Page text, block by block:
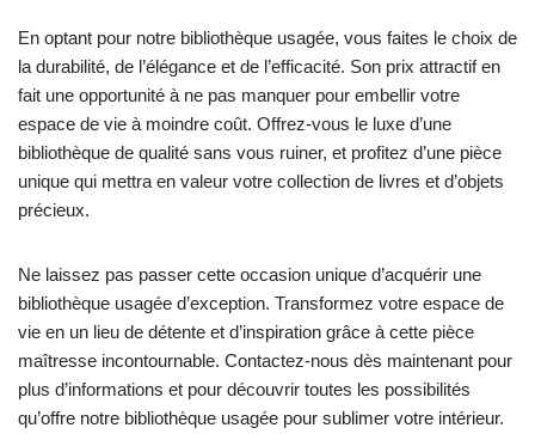
En optant pour notre bibliothèque usagée, vous faites le choix de
la durabilité, de l’élégance et de l’efficacité. Son prix attractif en
fait une opportunité à ne pas manquer pour embellir votre
espace de vie à moindre coût. Offrez-vous le luxe d’une
bibliothèque de qualité sans vous ruiner, et profitez d’une pièce
unique qui mettra en valeur votre collection de livres et d’objets
précieux.
Ne laissez pas passer cette occasion unique d’acquérir une
bibliothèque usagée d’exception. Transformez votre espace de
vie en un lieu de détente et d’inspiration grâce à cette pièce
maîtresse incontournable. Contactez-nous dès maintenant pour
plus d’informations et pour découvrir toutes les possibilités
qu’offre notre bibliothèque usagée pour sublimer votre intérieur.